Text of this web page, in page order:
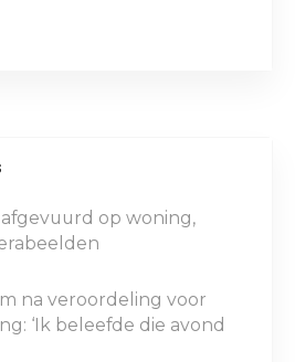
op woning,
na veroordeling voor
‘Ik beleefde die avond